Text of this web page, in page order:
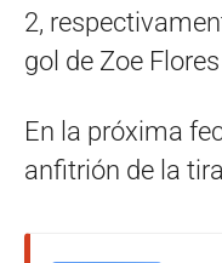
2,
gol de Zoe
En la próxima
anfitrión de la